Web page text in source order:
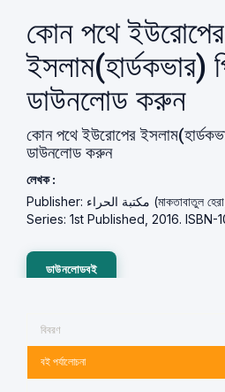
কোন পথে ইউরোপের
ইসলাম(হার্ডকভার)
ডাউনলোড করুন
কোন পথে ইউরোপের
ডাউনলোড করুন
লেখক :
Publisher: مكتبة الحراء (মাকতাবাতুল হেরা). Language: Bangla.
Series: 1st Published, 2016. ISBN-
ডাউনলোডবই
বিবরণ
বই পর্যালোচনা